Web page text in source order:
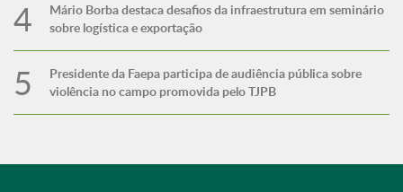
Mário Borba destaca desafios da infraestrutura em seminário
sobre logística e exportação
Presidente da Faepa participa de audiência pública sobre
violência no campo promovida pelo TJPB